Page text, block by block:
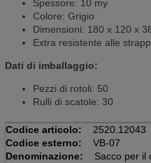
Spessore: 10 my
Colore: Grigio
Dimensioni: 180 x 120 x
Extra resistente alle
Dati di imballaggio:
Pezzi di rotoli: 50
Rulli di scatole: 30
Codice articolo:
2520.12043
Codice esterno:
VB-07
Denominazione:
Sacco per il